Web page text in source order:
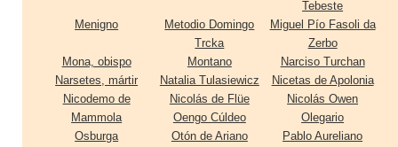
Tebeste
Menigno
Metodio Domingo
Trcka
Miguel Pío Fasoli da
Zerbo
Mona, obispo
Montano
Narciso Turchan
Narsetes, mártir
Natalia Tulasiewicz
Nicetas de Apolonia
Nicodemo de
Mammola
Nicolás de Flüe
Nicolás Owen
Oengo Cúldeo
Olegario
Osburga
Otón de Ariano
Pablo Aureliano